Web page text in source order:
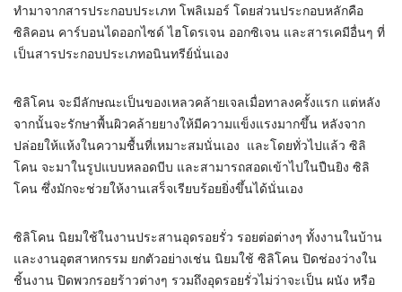
ทำมาจากสารประกอบประเภท โพลิเมอร์ โดยส่วนประกอบหลักคือ
ซิลิคอน คาร์บอนไดออกไซด์ ไฮโดรเจน ออกซิเจน และสารเคมีอื่นๆ ที่
เป็นสารประกอบประเภทอนินทรีย์นั่นเอง
ซิลิโคน จะมีลักษณะเป็นของเหลวคล้ายเจลเมื่อทาลงครั้งแรก แต่หลัง
จากนั้นจะรักษาพื้นผิวคล้ายยางให้มีความแข็งแรงมากขึ้น หลังจาก
ปล่อยให้แห้งในความชื้นที่เหมาะสมนั่นเอง และโดยทั่วไปแล้ว ซิลิ
โคน จะมาในรูปแบบหลอดบีบ และสามารถสอดเข้าไปในปืนยิง ซิลิ
โคน ซึ่งมักจะช่วยให้งานเสร็จเรียบร้อยยิ่งขึ้นได้นั่นเอง
ซิลิโคน นิยมใช้ในงานประสานอุดรอยรั่ว รอยต่อต่างๆ ทั้งงานในบ้าน
และงานอุตสาหกรรม ยกตัวอย่างเช่น นิยมใช้ ซิลิโคน ปิดช่องว่างใน
ชิ้นงาน ปิดพวกรอยร้าวต่างๆ รวมถึงอุดรอยรั่วไม่ว่าจะเป็น ผนัง หรือ